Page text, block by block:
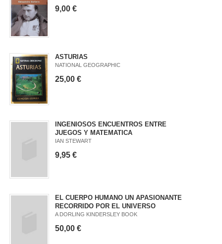
9,00 €
ASTURIAS
NATIONAL GEOGRAPHIC
25,00 €
INGENIOSOS ENCUENTROS ENTRE
JUEGOS Y MATEMATICA
IAN STEWART
9,95 €
EL CUERPO HUMANO UN APASIONANTE
RECORRIDO POR EL UNIVERSO
A DORLING KINDERSLEY BOOK
50,00 €